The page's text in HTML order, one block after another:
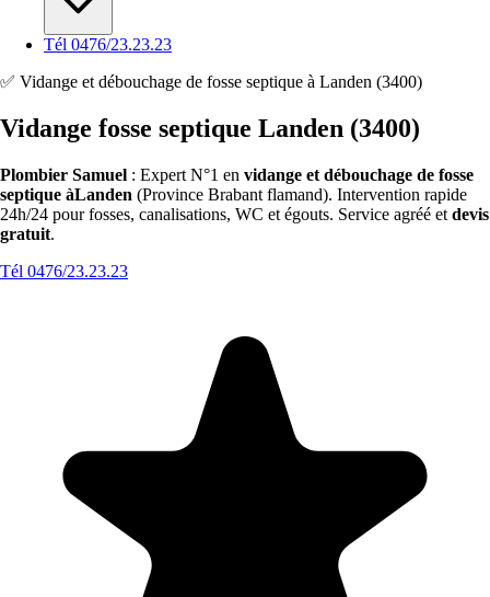
Tél 0476/23.23.23
✅ Vidange et débouchage de fosse septique à Landen (3400)
Vidange fosse septique Landen (3400)
Plombier Samuel : Expert N°1 en vidange et débouchage de fosse
septique àLanden (Province Brabant flamand). Intervention rapide
24h/24 pour fosses, canalisations, WC et égouts. Service agréé et devis
gratuit.
Tél 0476/23.23.23